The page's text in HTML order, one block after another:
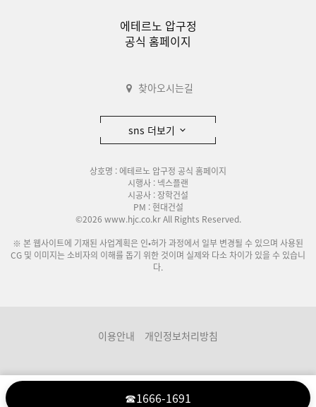
에테르노 압구정
공식 홈페이지
찾아오시는길
sns 더보기
상호명 : 에테르노 압구정 공식 홈페이지
시행사 : 넥스플랜
시공사 : 장학건설
PM : 현대건설
©2026 www.hjc.co.kr All Rights Reserved.
※ 본 웹사이트에 기재된 사업계획은 인•허가 과정에서 일부 변경될 수 있으며 사용된
CG 및 이미지는 소비자의 이해를 돕기 위한 것이며 실제와 다소 차이가 있을 수 있습니
다.
이용안내 개인정보처리방침
☎1666-1691